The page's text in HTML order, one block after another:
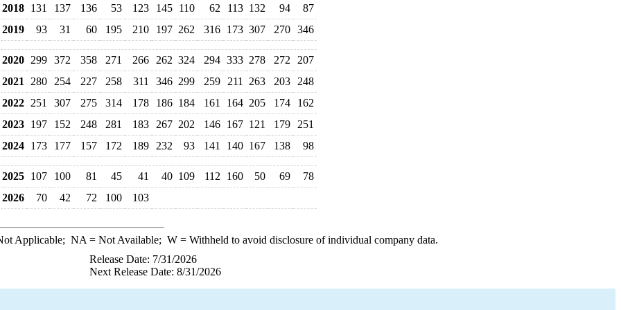
2018 131 137 136 53 123 145 110 62 113 132 94
87
2019
93 31 60 195 210 197 262 316 173 307 270 346
2020 299 372 358 271 266 262 324 294 333 278 272
207
2021
280 254 227 258 311 346 299 259 211 263 203
248
2022 251 307 275 314 178 186 184 161 164 205 174
162
2023 197 152 248 281 183 267 202 146 167 121 179
251
2024 173 177 157 172 189 232 93 141 140 167 138 98
2025 107 100 81 45 41 40 109 112 160 50 69
78
2026
70 42 72 100 103
Applicable; NA = Not Available; W= Withheld to avoid disclosure of individual company data.
Release Date: 7/31/2026
Next Release Date: 8/31/2026